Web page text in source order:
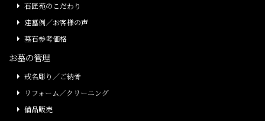
石匠苑のこだわり
建墓例／お客様の声
墓石参考価格
お墓の管理
戒名彫り／ご納骨
リフォーム／クリーニング
備品販売